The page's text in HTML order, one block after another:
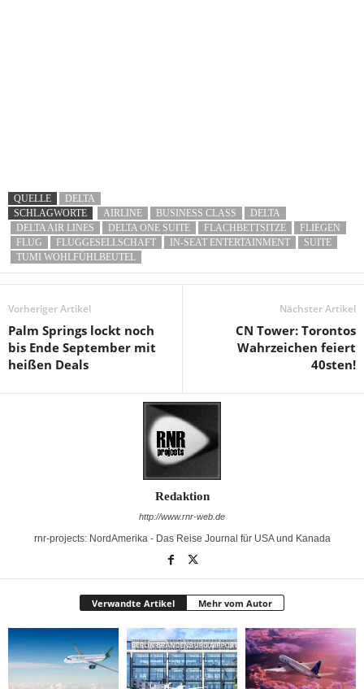
QUELLE
DELTA
SCHLAGWORTE
AIRLINE BUSINESS CLASS
DELTA
DELTA AIR LINES
DELTA ONE SUITE FLACHBETTSITZE
FLIEGEN
FLUG
FLUGGESELLSCHAFT IN-SEAT ENTERTAINMENT
SUITE
TUMI WOHLFÜHLBEUTEL
Vorheriger Artikel
Palm Springs lockt noch
bis Ende September mit
heißen Deals
Nächster Artikel
CN Tower: Torontos
Wahrzeichen feiert
40sten!
Redaktion
http://www.rnr-web.de
rnr-projects: NordAmerika - Das Reise Journal für USA und Kanada
Verwandte Artikel Mehr vom Autor